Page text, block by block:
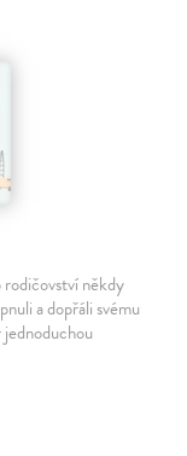
někdy
a dopřáli svému